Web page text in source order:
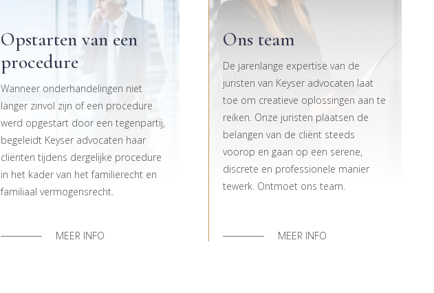
Opstarten van een
procedure
Wanneer onderhandelingen niet
langer zinvol zijn of een procedure
werd opgestart door een tegenpartij,
begeleidt Keyser advocaten haar
cliënten tijdens dergelijke procedure
in het kader van het familierecht en
familiaal vermogensrecht.
MEER INFO
Ons team
De jarenlange expertise van de
juristen van Keyser advocaten laat
toe om creatieve oplossingen aan te
reiken. Onze juristen plaatsen de
belangen van de cliënt steeds
voorop en gaan op een serene,
discrete en professionele manier
tewerk. Ontmoet ons team.
MEER INFO